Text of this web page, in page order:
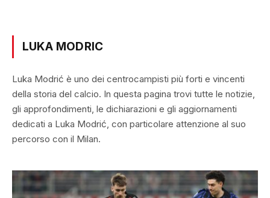
LUKA MODRIC
Luka Modrić è uno dei centrocampisti più forti e vincenti
della storia del calcio. In questa pagina trovi tutte le notizie,
gli approfondimenti, le dichiarazioni e gli aggiornamenti
dedicati a Luka Modrić, con particolare attenzione al suo
percorso con il Milan.